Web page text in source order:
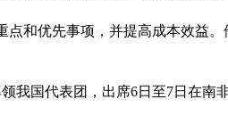
和优先事项，并提高成本效益
我国代表团，出席6日至7日在